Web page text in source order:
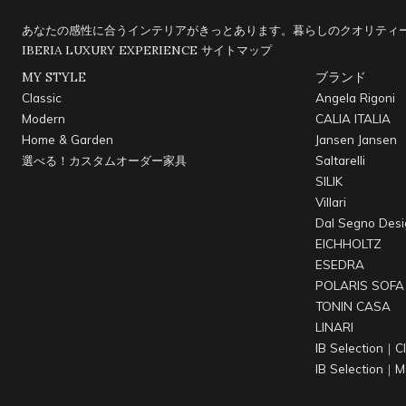
あなたの感性に合うインテリアがきっとあります。暮らしのクオリティ
IBERIA LUXURY EXPERIENCE サイトマップ
MY STYLE
Classic
Modern
Home & Garden
選べる！カスタムオーダー家具
ブランド
Angela Rigoni
CALIA ITALIA
Jansen Jansen
Saltarelli
SILIK
Villari
Dal Segno
EICHHOLTZ
ESEDRA
POLARIS
TONIN CASA
LINARI
IB Selection｜
IB Selection｜